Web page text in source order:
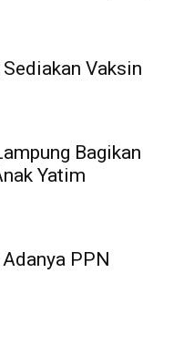
Vaksin
Bagikan
Yatim
PPN